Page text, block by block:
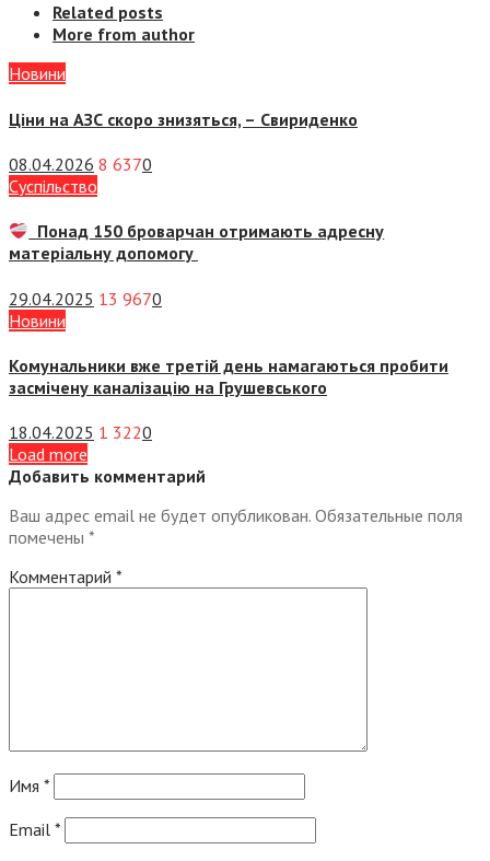
Related posts
More from author
Новини
Ціни на АЗС скоро знизяться, – Свириденко
08.04.2026 8 6370
Суспiльство
Понад 150 броварчан отримають адресну
матеріальну допомогу
29.04.2025 13 9670
Новини
Комунальники вже третій день намагаються пробити
засмічену каналізацію на Грушевського
18.04.2025 1 3220
Load more
Добавить комментарий
Ваш адрес email не будет опубликован. Обязательные поля
помечены *
Комментарий *
Имя *
Email *